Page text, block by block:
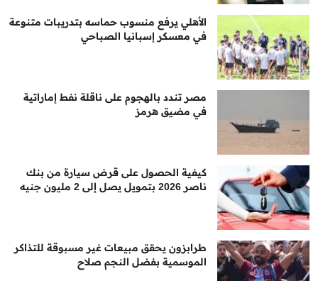
الأهلي يرفع منسوب حماسه بتدريبات متنوعة
في معسكر إسبانيا الصباحي
مصر تندد بالهجوم على ناقلة نفط إماراتية
في مضيق هرمز
كيفية الحصول على قرض سيارة من بنك
ناصر 2026 بتمويل يصل إلى 2 مليون جنيه
طرابزون يحقق مبيعات غير مسبوقة للتذاكر
الموسمية بفضل النجم صلاح